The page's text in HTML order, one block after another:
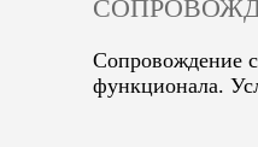
Сопровождение
функционала.